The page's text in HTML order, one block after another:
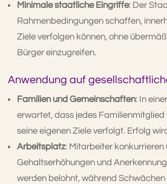
Minimale staatliche Eingriffe: Der
Rahmenbedingungen schaffen,
Ziele verfolgen können, ohne
Bürger einzugreifen.
Anwendung auf
Familien und Gemeinschaften: In
erwartet, dass jedes Familienmitglied
seine eigenen Ziele verfolgt. Erfolg
Arbeitsplatz: Mitarbeiter
Gehaltserhöhungen und
werden belohnt, während